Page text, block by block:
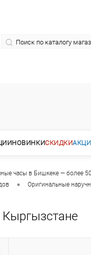
НОВИНКИСКИДКИ
часы в Бишкеке — более
• Оригинальные